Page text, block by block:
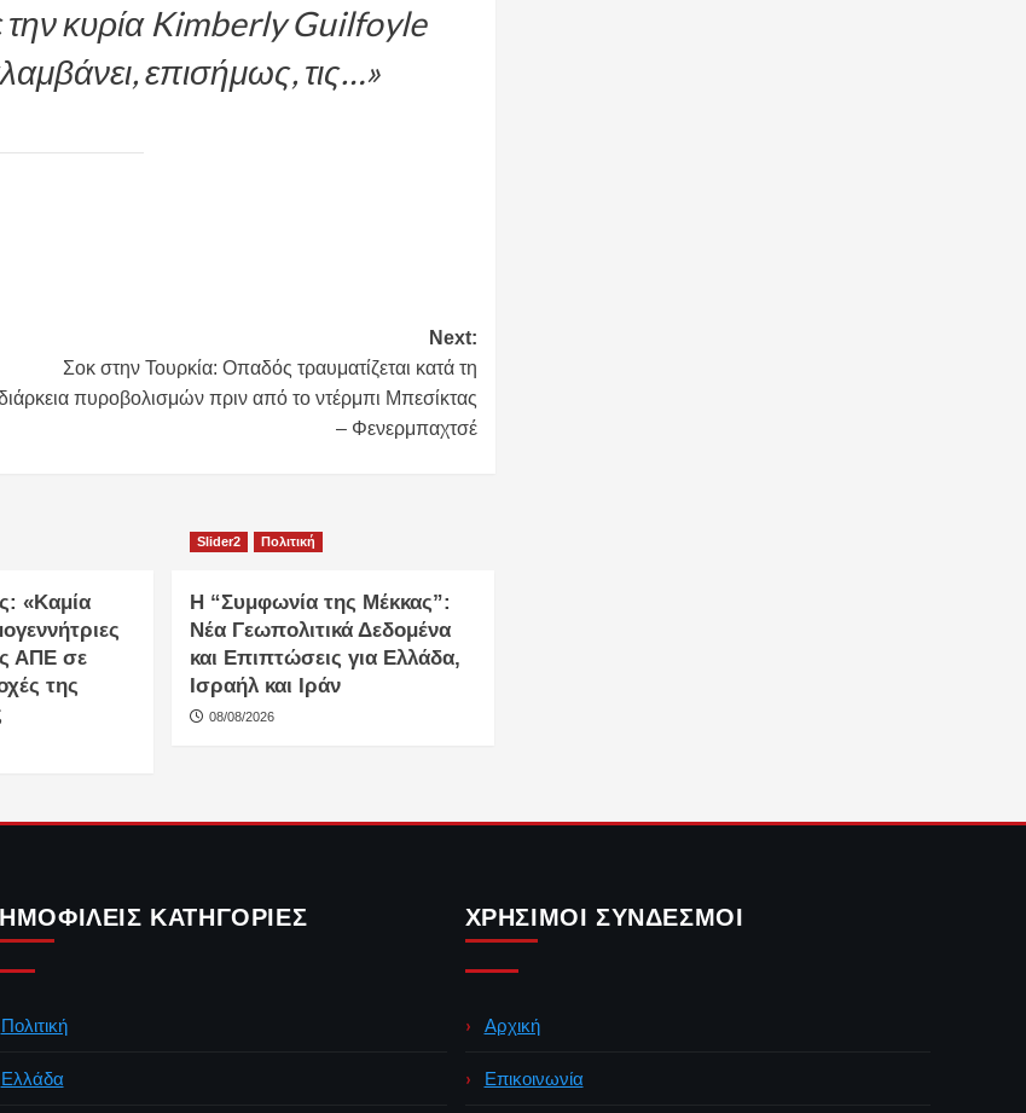
κυρία Kimberly Guilfoyle
επισήμως, τις…»
Next:
Σοκ στην Τουρκία: Οπαδός τραυματίζεται κατά τη
πυροβολισμών πριν από το ντέρμπι Μπεσίκτας
– Φενερμπαχτσέ
«Καμία
ΑΠΕ σε
της
Slider2 Πολιτική
Η “Συμφωνία της Μέκκας”:
Νέα Γεωπολιτικά Δεδομένα
και Επιπτώσεις για Ελλάδα,
Ισραήλ και Ιράν
08/08/2026
ΚΑΤΗΓΟΡΊΕΣ
Πολιτική
Ελλάδα
ΧΡΉΣΙΜΟΙ ΣΎΝΔΕΣΜΟΙ
Αρχική
Επικοινωνία